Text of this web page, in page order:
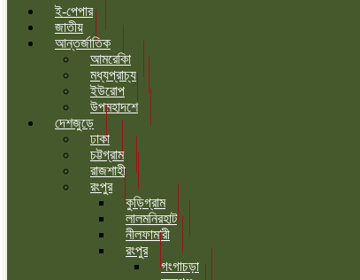
ই-পেপার
জাতীয়
আন্তর্জাতিক
আমরেকিা
মধ্যপ্রাচ্য
ইউরোপ
উপমহাদশে
দেশজুড়ে
ঢাকা
চট্টগ্রাম
রাজশাহী
রংপুর
কুড়িগ্রাম
লালমনিরহাট
নীলফামারী
রংপুর
গংগাচড়া